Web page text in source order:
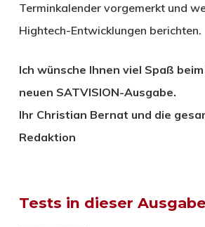
Terminkalender vorgemerkt und
Hightech-Entwicklungen berichten.
Ich wünsche Ihnen viel Spaß
neuen SATVISION-Ausgabe.
Ihr Christian Bernat und die
Redaktion
Tests in dieser Ausgabe